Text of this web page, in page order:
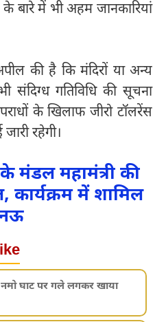
के बारे में भी अहम जानकारियां
की है कि मंदिरों या अन्य
संदिग्ध गतिविधि की सूचना
के खिलाफ जीरो टॉलरेंस
रहेगी।
मंडल महामंत्री की
में शामिल
नमो घाट पर गले लगकर खाया